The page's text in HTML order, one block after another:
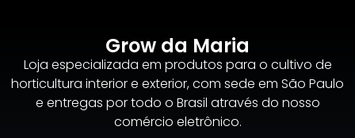
Grow da Maria
Loja especializada em produtos para o cultivo de
horticultura interior e exterior, com sede em São Paulo
e entregas por todo o Brasil através do nosso
comércio eletrônico.